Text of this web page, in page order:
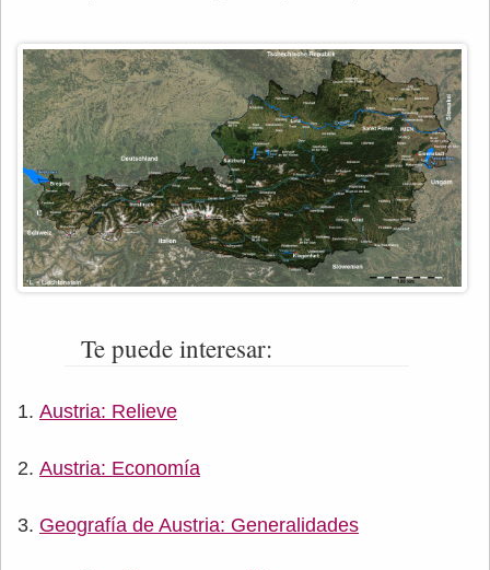
Te puede interesar:
Austria: Relieve
Austria: Economía
Geografía de Austria: Generalidades